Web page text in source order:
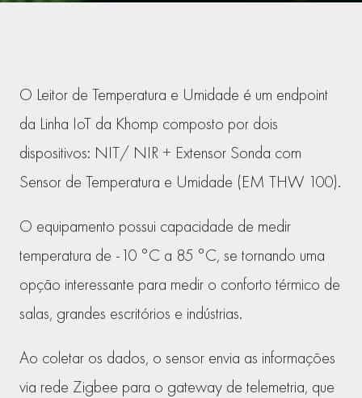
O Leitor de Temperatura e Umidade é um endpoint
da Linha IoT da Khomp composto por dois
dispositivos: NIT/ NIR + Extensor Sonda com
Sensor de Temperatura e Umidade (EM THW 100).
O equipamento possui capacidade de medir
temperatura de -10 °C a 85 °C, se tornando uma
opção interessante para medir o conforto térmico de
salas, grandes escritórios e indústrias.
Ao coletar os dados, o sensor envia as informações
via rede Zigbee para o gateway de telemetria, que